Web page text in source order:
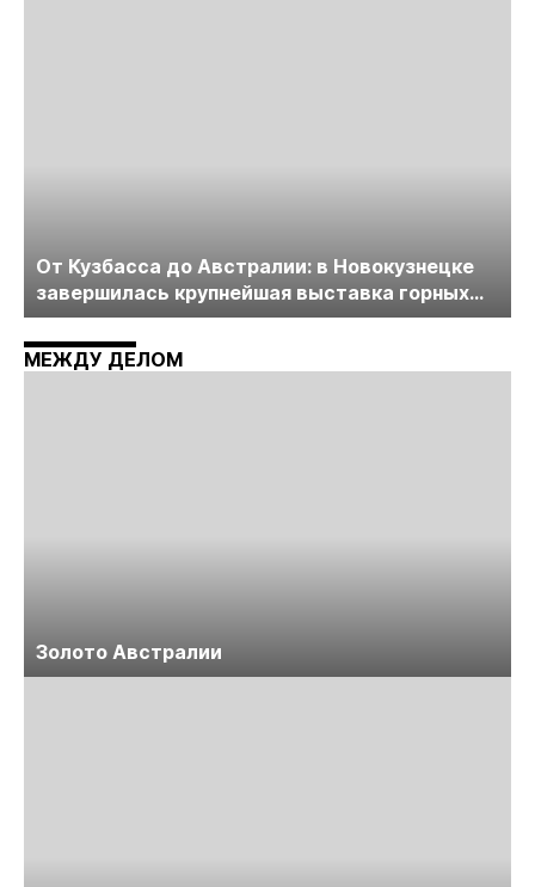
От Кузбасса до Австралии: в Новокузнецке
завершилась крупнейшая выставка горных
технологий «Недра России. Уголь России и
Майнинг»
МЕЖДУ ДЕЛОМ
Золото Австралии